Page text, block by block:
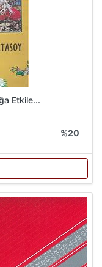
Etkile...
%20